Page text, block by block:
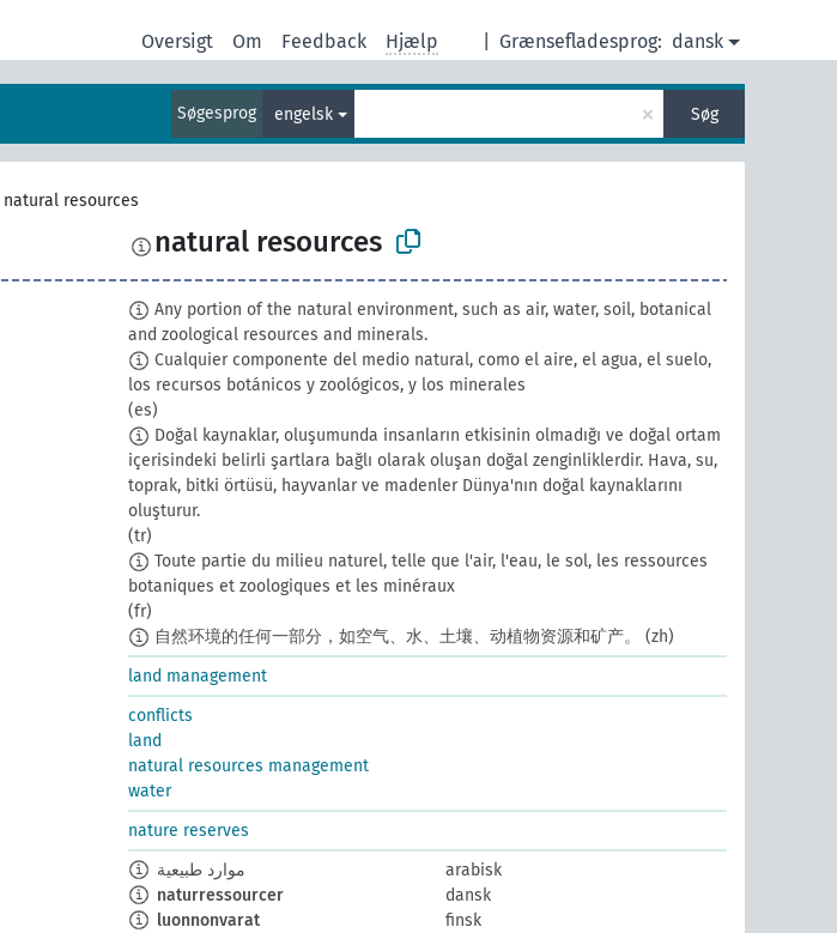
Grænsefladesprog: dansk
Oversigt Om Feedback Hjælp
Søgesprog engelsk × Søg
natural resources
natural resources
Any portion of the natural environment, such as air, water, soil, botanical
and zoological resources and minerals.
Cualquier componente del medio natural, como el aire, el agua, el suelo,
los recursos botánicos y zoológicos, y los minerales
(es)
Doğal kaynaklar, oluşumunda insanların etkisinin olmadığı ve doğal ortam
içerisindeki belirli şartlara bağlı olarak oluşan doğal zenginliklerdir. Hava, su,
toprak, bitki örtüsü, hayvanlar ve madenler Dünya'nın doğal kaynaklarını
oluşturur.
(tr)
Toute partie du milieu naturel, telle que l'air, l'eau, le sol, les ressources
botaniques et zoologiques et les minéraux
(fr)
自然环境的任何一部分，如空气、水、土壤、动植物资源和矿产。
(zh)
land management
conflicts
land
natural resources management
water
nature reserves
موارد طبيعية
arabisk
naturressourcer
dansk
luonnonvarat
finsk